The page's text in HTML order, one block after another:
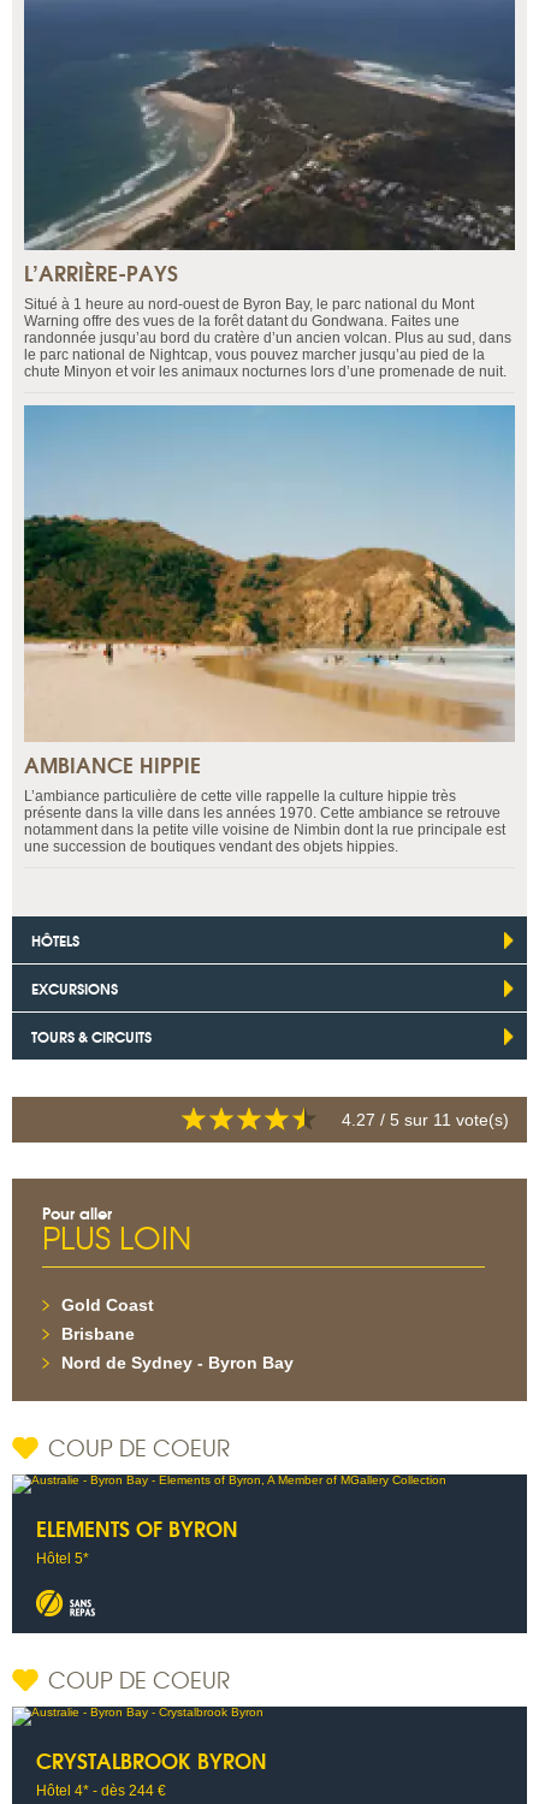
L’ARRIÈRE-PAYS
Situé à 1 heure au nord-ouest de Byron Bay, le parc national du Mont
Warning offre des vues de la forêt datant du Gondwana. Faites une
randonnée jusqu’au bord du cratère d’un ancien volcan. Plus au sud, dans
le parc national de Nightcap, vous pouvez marcher jusqu’au pied de la
chute Minyon et voir les animaux nocturnes lors d’une promenade de nuit.
AMBIANCE HIPPIE
L’ambiance particulière de cette ville rappelle la culture hippie très
présente dans la ville dans les années 1970. Cette ambiance se retrouve
notamment dans la petite ville voisine de Nimbin dont la rue principale est
une succession de boutiques vendant des objets hippies.
HÔTELS
EXCURSIONS
TOURS & CIRCUITS
4.27 / 5 sur 11 vote(s)
Pour aller
PLUS LOIN
Gold Coast
Brisbane
Nord de Sydney - Byron Bay
COUP DE COEUR
ELEMENTS OF BYRON
Hôtel 5*
COUP DE COEUR
CRYSTALBROOK BYRON
Hôtel 4* - dès 244 €